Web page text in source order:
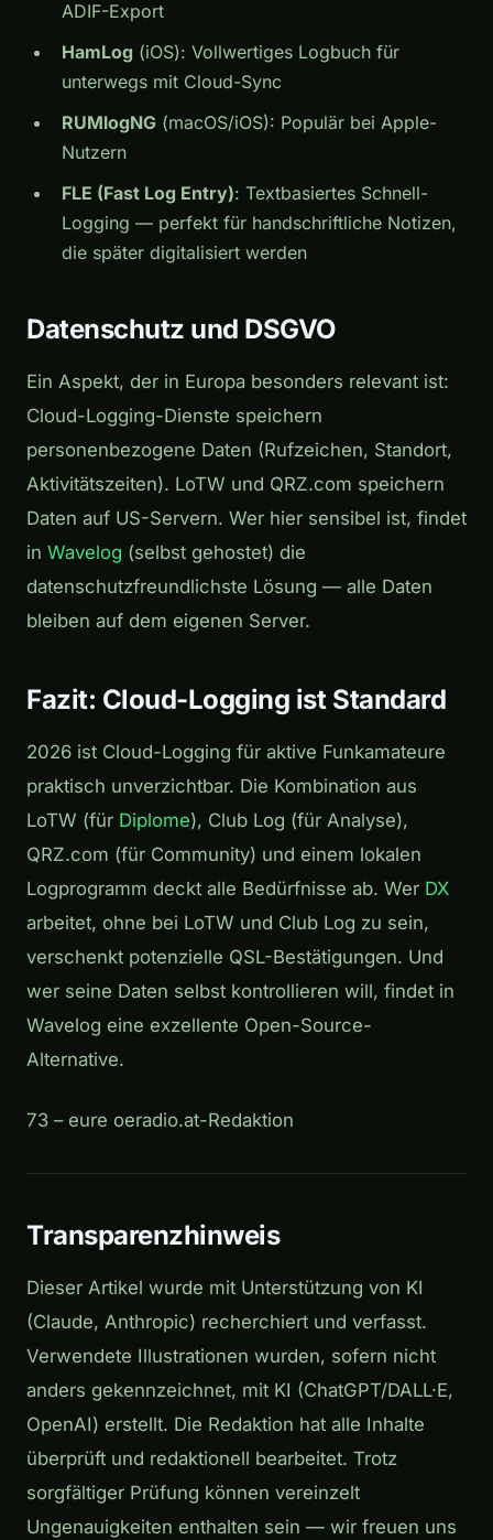
ADIF-Export
HamLog (iOS): Vollwertiges Logbuch für
unterwegs mit Cloud-Sync
RUMlogNG (macOS/iOS): Populär bei Apple-
Nutzern
FLE (Fast Log Entry): Textbasiertes Schnell-
Logging — perfekt für handschriftliche Notizen,
die später digitalisiert werden
Datenschutz und DSGVO
Ein Aspekt, der in Europa besonders relevant ist:
Cloud-Logging-Dienste speichern
personenbezogene Daten (Rufzeichen, Standort,
Aktivitätszeiten). LoTW und QRZ.com speichern
Daten auf US-Servern. Wer hier sensibel ist, findet
in Wavelog (selbst gehostet) die
datenschutzfreundlichste Lösung — alle Daten
bleiben auf dem eigenen Server.
Fazit: Cloud-Logging ist Standard
2026 ist Cloud-Logging für aktive Funkamateure
praktisch unverzichtbar. Die Kombination aus
LoTW (für Diplome), Club Log (für Analyse),
QRZ.com (für Community) und einem lokalen
Logprogramm deckt alle Bedürfnisse ab. Wer DX
arbeitet, ohne bei LoTW und Club Log zu sein,
verschenkt potenzielle QSL-Bestätigungen. Und
wer seine Daten selbst kontrollieren will, findet in
Wavelog eine exzellente Open-Source-
Alternative.
73 – eure oeradio.at-Redaktion
Transparenzhinweis
Dieser Artikel wurde mit Unterstützung von KI
(Claude, Anthropic) recherchiert und verfasst.
Verwendete Illustrationen wurden, sofern nicht
anders gekennzeichnet, mit KI (ChatGPT/DALL·E,
OpenAI) erstellt. Die Redaktion hat alle Inhalte
überprüft und redaktionell bearbeitet. Trotz
sorgfältiger Prüfung können vereinzelt
Ungenauigkeiten enthalten sein — wir freuen uns